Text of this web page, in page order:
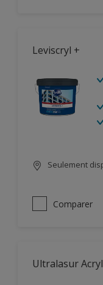
Leviscryl +
Seulement
Comparer
Ultralasur